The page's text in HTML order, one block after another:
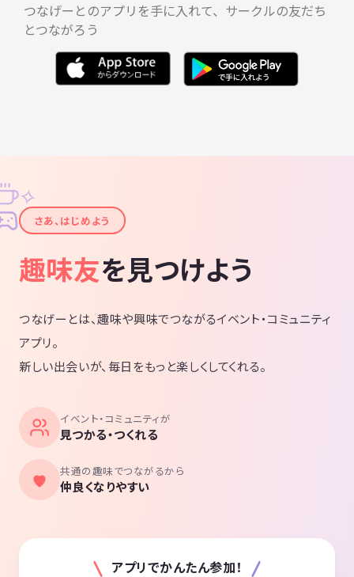
周りの人の言われることに反応して動かされているのはや
りたいことがないから他人のやりたいことに乗っかって結
果的に○○に誘われたから○○をするになるのでしょう
か。
それを変えたいとかは思ってないですし、そんなことは私
でつまらない休日が楽しくなりました！とか勇気出してサ
ークルきたら友達が増えて毎週休日が楽しくてワクワクし
私にできることはうちのサークルにきていただいた皆様に
える人を増やすことくらいです。
最近嬉しかったことはイベントにきて出会った人と
会えるだけで刺激があってワクワクする等、そんな嬉しい
つなげーとのアプリを手に入れて、サークルの友だち
とつながろう
✦
✧
さあ、はじめよう
趣味友を見つけよう
つなげーとは、趣味や興味でつながるイベント・コミュニティ
アプリ。
新しい出会いが、毎日をもっと楽しくしてくれる。
イベント・コミュニティが
見つかる・つくれる
共通の趣味でつながるから
仲良くなりやすい
アプリでかんたん参加！